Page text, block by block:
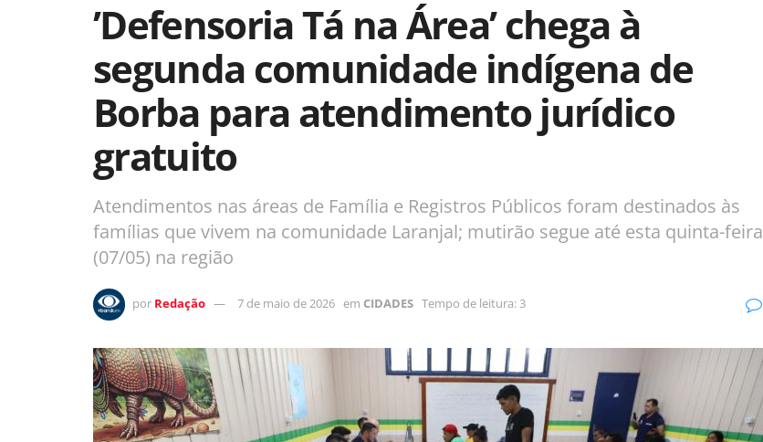
’Defensoria Tá na Área’ chega à
segunda comunidade indígena de
Borba para atendimento jurídico
gratuito
Atendimentos nas áreas de Família e Registros Públicos foram destinados às
famílias que vivem na comunidade Laranjal; mutirão segue até esta quinta-feira
(07/05) na região
por Redação 7 de maio de 2026 em CIDADES Tempo de leitura: 3